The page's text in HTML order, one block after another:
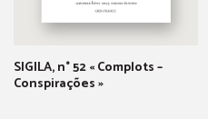
SIGILA, n° 52 « Complots –
Conspirações »